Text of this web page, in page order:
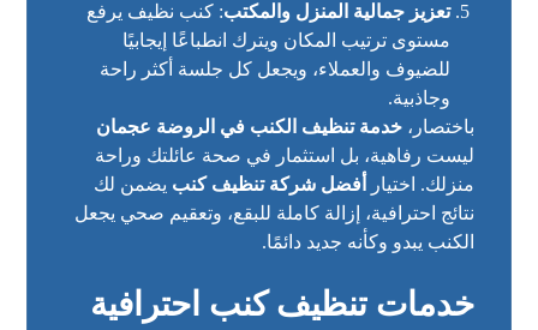
تعزيز جمالية المنزل والمكتب: كنب نظيف يرفع
مستوى ترتيب المكان ويترك انطباعًا إيجابيًا
للضيوف والعملاء، ويجعل كل جلسة أكثر راحة
وجاذبية.
باختصار،خدمة تنظيف الكنب في الروضة عجمان
ليست رفاهية، بل استثمار في صحة عائلتك وراحة
منزلك. اختيار
أفضل شركة تنظيف كنب يضمن لك
نتائج احترافية، إزالة كاملة للبقع، وتعقيم صحي يجعل
الكنب يبدو وكأنه جديد دائمًا.
خدمات تنظيف كنب احترافية